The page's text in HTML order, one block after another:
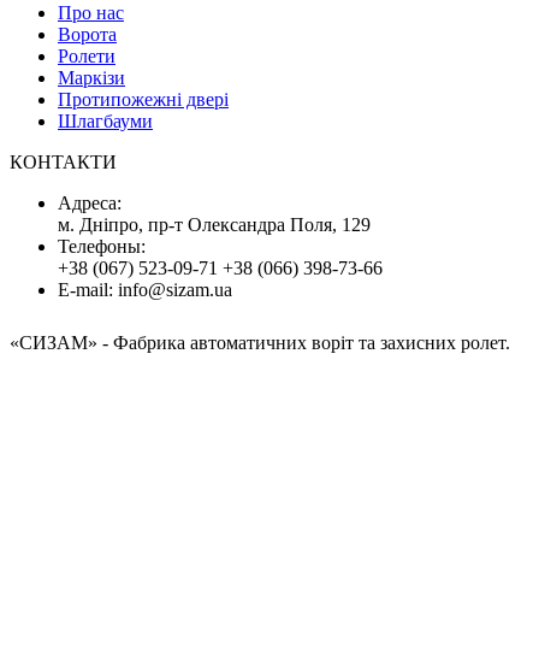
Про нас
Ворота
Ролети
Маркізи
Протипожежні двері
Шлагбауми
КОНТАКТИ
Адресa:
м. Дніпро, пр-т Олександра Поля, 129
Телефоны:
+38 (067) 523-09-71 +38 (066) 398-73-66
E-mail: info@sizam.ua
«СИЗАМ» - Фабрика автоматичних воріт та захисних ролет.